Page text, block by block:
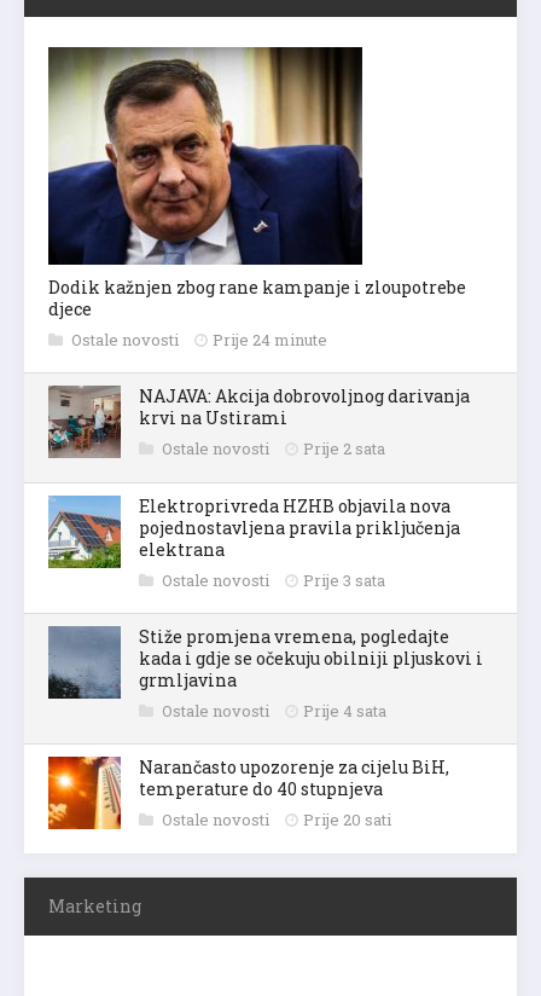
Dodik kažnjen zbog rane kampanje i zloupotrebe
djece
Ostale novosti Prije 24 minute
NAJAVA: Akcija dobrovoljnog darivanja
krvi na Ustirami
Ostale novosti Prije 2 sata
Elektroprivreda HZHB objavila nova
pojednostavljena pravila priključenja
elektrana
Ostale novosti Prije 3 sata
Stiže promjena vremena, pogledajte
kada i gdje se očekuju obilniji pljuskovi i
grmljavina
Ostale novosti Prije 4 sata
Narančasto upozorenje za cijelu BiH,
temperature do 40 stupnjeva
Ostale novosti Prije 20 sati
Marketing